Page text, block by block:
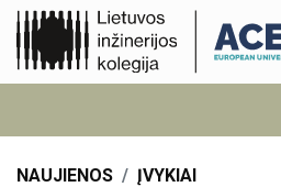
NAUJIENOS
ĮVYKIAI